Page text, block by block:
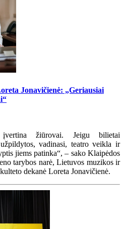
Jonavičienė: „Geriausiai
žiūrovai. Jeigu bilietai
vadinasi, teatro veikla ir
jiems patinka“, – sako Klaipėdos
tarybos narė, Lietuvos muzikos ir
dekanė Loreta Jonavičienė.